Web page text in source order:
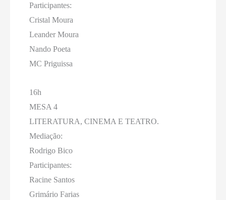
Participantes:
Cristal Moura
Leander Moura
Nando Poeta
MC Priguissa
16h
MESA 4
LITERATURA, CINEMA E TEATRO.
Mediação:
Rodrigo Bico
Participantes:
Racine Santos
Grimário Farias